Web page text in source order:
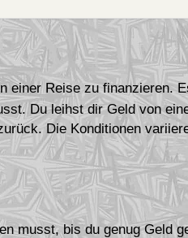
Reise zu finanzieren.
Du leihst dir Geld von
Die Konditionen
musst, bis du genug Geld